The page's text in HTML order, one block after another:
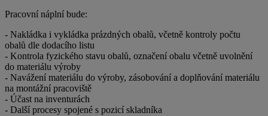
Pracovní náplní bude:
- Nakládka i vykládka prázdných obalů, včetně kontroly počtu
obalů dle dodacího listu
- Kontrola fyzického stavu obalů, označení obalu včetně uvolnění
do materiálu výroby
- Navážení materiálu do výroby, zásobování a doplňování materiálu
na montážní pracoviště
- Účast na inventurách
- Další procesy spojené s pozicí skladníka